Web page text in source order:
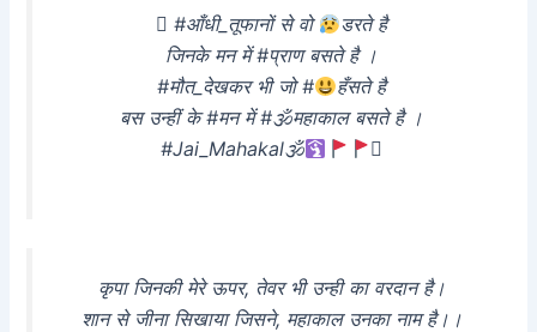
 #आँधी_तूफानों से वो
डरते है
जिनके मन में #प्राण बसते है ।
#मौत_देखकर भी जो #
हँसते है
बस उन्हीं के #मन में #🕉महाकाल बसते है ।
#Jai_Mahakal🕉

कृपा जिनकी मेरे ऊपर, तेवर भी उन्ही का वरदान है।
शान से जीना सिखाया जिसने, महाकाल उनका नाम है।।